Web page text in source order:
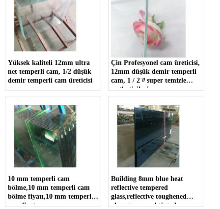
Yüksek kaliteli 12mm ultra
net temperli cam, 1/2 düşük
demir temperli cam üreticisi
Çin Profesyonel cam üreticisi,
12mm düşük demir temperli
cam, 1 / 2〃super temizle
sertleştirilmiş cam
10 mm temperli cam
bölme,10 mm temperli cam
bölme fiyatı,10 mm temperli
cam fiyatı
Building 8mm blue heat
reflective tempered
glass,reflective toughened
glass, tempered tinted